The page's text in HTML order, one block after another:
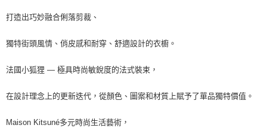
打造出巧妙融合俐落剪裁、
獨特街頭風情、俏皮感和耐穿、舒適設計的衣櫥。
法國小狐狸 — 極具時尚敏銳度的法式裝束，
在設計理念上的更新迭代，從顏色、圖案和材質上賦予了單品獨特價值。
Maison Kitsuné多元時尚生活藝術，